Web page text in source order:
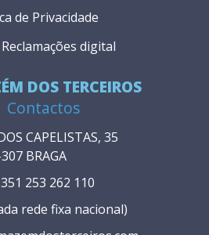
DOS TERCEIROS
Contactos
CAPELISTAS, 35
BRAGA
253 262 110
rede fixa nacional)
de Privacidade
digital